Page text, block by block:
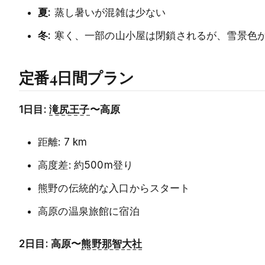
夏: 蒸し暑いが混雑は少ない
冬: 寒く、一部の山小屋は閉鎖されるが、雪景色
定番4日間プラン
1日目: 滝尻王子〜高原
距離: 7 km
高度差: 約500m登り
熊野の伝統的な入口からスタート
高原の温泉旅館に宿泊
2日目: 高原〜熊野那智大社